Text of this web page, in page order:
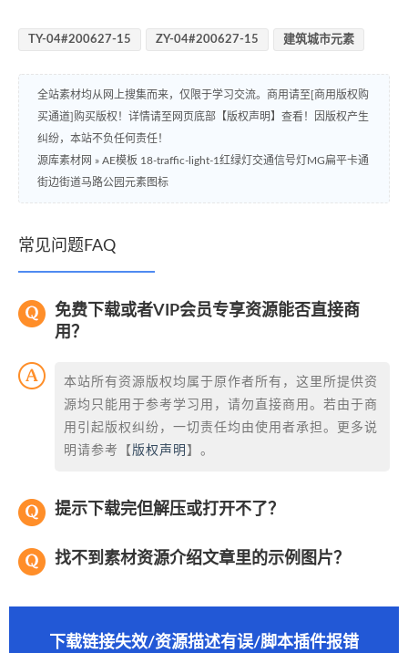
TY-04#200627-15 ZY-04#200627-15 建筑城市元素
全站素材均从网上搜集而来，仅限于学习交流。商用请至[商用版权购
买通道]购买版权！详情请至网页底部【版权声明】查看！因版权产生
纠纷，本站不负任何责任！
源库素材网 » AE模板 18-traffic-light-1红绿灯交通信号灯MG扁平卡通
街边街道马路公园元素图标
常见问题FAQ
免费下载或者VIP会员专享资源能否直接商
用？
本站所有资源版权均属于原作者所有，这里所提供资
源均只能用于参考学习用，请勿直接商用。若由于商
用引起版权纠纷，一切责任均由使用者承担。更多说
明请参考【 版权声明 】。
提示下载完但解压或打开不了？
找不到素材资源介绍文章里的示例图片？
下载链接失效/资源描述有误/脚本插件报错